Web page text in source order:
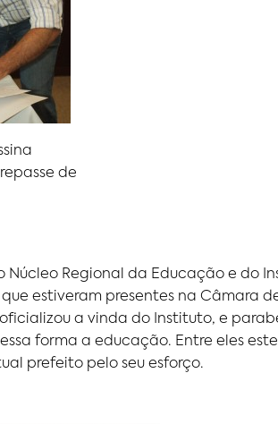
de
Núcleo Regional da Educação e do
estiveram presentes na Câmara
a vinda do Instituto, e
forma a educação. Entre eles
prefeito pelo seu esforço.